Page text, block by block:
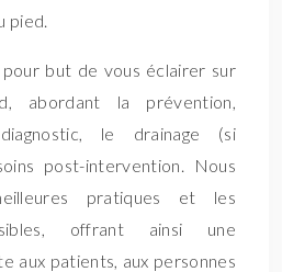
pied.
but de vous éclairer sur
abordant la prévention,
le drainage (si
post-intervention. Nous
pratiques et les
offrant ainsi une
aux patients, aux personnes